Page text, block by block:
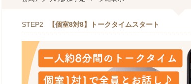
STEP2 【個室8対8】トークタイムスタート